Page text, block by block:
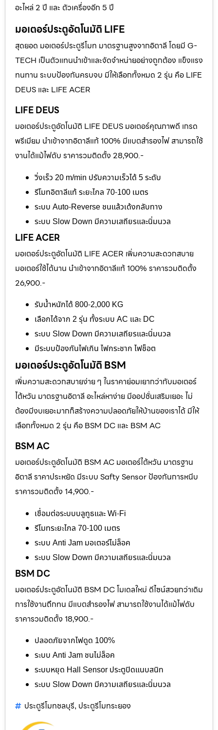
อะไหล่ 2 ปี และ ตัวเครื่องอีก 5 ปี
มอเตอร์ประตูอัตโนมัติ LIFE
สุดยอด มอเตอร์ประตูรีโมท มาตรฐานสูงจากอิตาลี โดยมี G-
TECH เป็นตัวแทนนำเข้าและจัดจำหน่ายอย่างถูกต้อง แข็งแรง
ทนทาน ระบบป้องกันครบจบ มีให้เลือกทั้งหมด 2 รุ่น คือ LIFE
DEUS และ LIFE ACER
LIFE DEUS
มอเตอร์ประตูอัตโนมัติ LIFE DEUS มอเตอร์คุณภาพดี เกรด
พรีเมียม นำเข้าจากอิตาลีแท้ 100% มีแบตสำรองไฟ สามารถใช้
งานได้แม้ไฟดับ ราคารวมติดตั้ง 28,900.-
วิ่งเร็ว 20 m/min ปรับความเร็วได้ 5 ระดับ
รีโมทอิตาลีแท้ ระยะไกล 70-100 เมตร
ระบบ Auto-Reverse ชนแล้วเด้งกลับทาง
ระบบ Slow Down มีความเสถียรและนิ่มนวล
LIFE ACER
มอเตอร์ประตูอัตโนมัติ LIFE ACER เพิ่มความสะดวกสบาย
มอเตอร์ใช้ได้นาน นำเข้าจากอิตาลีแท้ 100% ราคารวมติดตั้ง
26,900.-
รับน้ำหนักได้ 800-2,000 KG
เลือกได้จาก 2 รุ่น ทั้งระบบ AC และ DC
ระบบ Slow Down มีความเสถียรและนิ่มนวล
มีระบบป้องกันไฟเกิน ไฟกระชาก ไฟช็อต
มอเตอร์ประตูอัตโนมัติ BSM
เพิ่มความสะดวกสบายง่าย ๆ ในราคาย่อมเยากว่ากับมอเตอร์
ไต้หวัน มาตรฐานอิตาลี อะไหล่หาง่าย มีออปชั่นเสริมเยอะ ไม่
ต้องมีงบเยอะมากก็สร้างความปลอดภัยให้บ้านของเราได้ มีให้
เลือกทั้งหมด 2 รุ่น คือ BSM DC และ BSM AC
BSM AC
มอเตอร์ประตูอัตโนมัติ BSM AC มอเตอร์ไต้หวัน มาตรฐาน
อิตาลี ราคาประหยัด มีระบบ Safty Sensor ป้องกันการหนีบ
ราคารวมติดตั้ง 14,900.-
เชื่อมต่อระบบบลูทูธและ Wi-Fi
รีโมทระยะไกล 70-100 เมตร
ระบบ Anti Jam มอเตอร์ไม่ล็อค
ระบบ Slow Down มีความเสถียรและนิ่มนวล
BSM DC
มอเตอร์ประตูอัตโนมัติ BSM DC โมเดลใหม่ ดีไซน์สวยกว่าเดิม
การใช้งานถึกทน มีแบตสำรองไฟ สามารถใช้งานได้แม้ไฟดับ
ราคารวมติดตั้ง 18,900.-
ปลอดภัยจากไฟดูด 100%
ระบบ Anti Jam ชนไม่ล็อค
ระบบหยุด Hall Sensor ประตูปิดแนบสนิท
ระบบ Slow Down มีความเสถียรและนิ่มนวล
ประตูรีโมทชลบุรี, ประตูรีโมทระยอง